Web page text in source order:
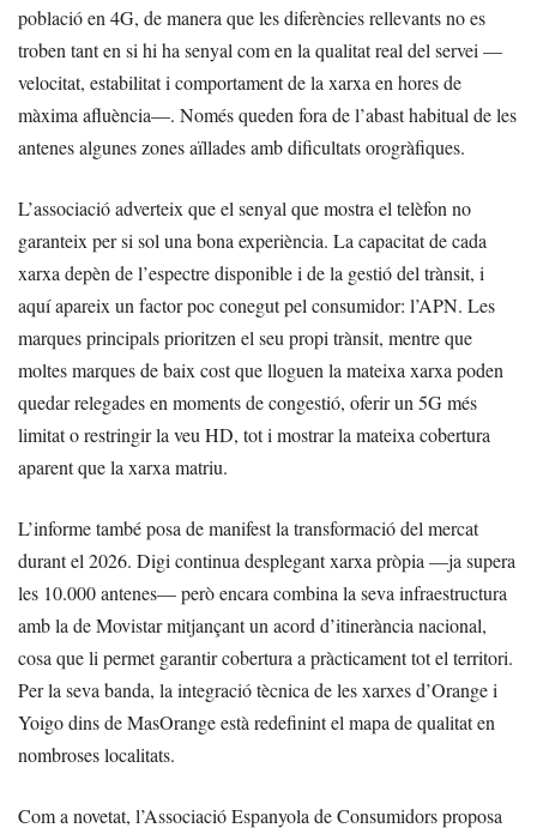
població en 4G, de manera que les diferències rellevants no es
troben tant en si hi ha senyal com en la qualitat real del servei —
velocitat, estabilitat i comportament de la xarxa en hores de
màxima afluència—. Només queden fora de l’abast habitual de les
antenes algunes zones aïllades amb dificultats orogràfiques.
L’associació adverteix que el senyal que mostra el telèfon no
garanteix per si sol una bona experiència. La capacitat de cada
xarxa depèn de l’espectre disponible i de la gestió del trànsit, i
aquí apareix un factor poc conegut pel consumidor: l’APN. Les
marques principals prioritzen el seu propi trànsit, mentre que
moltes marques de baix cost que lloguen la mateixa xarxa poden
quedar relegades en moments de congestió, oferir un 5G més
limitat o restringir la veu HD, tot i mostrar la mateixa cobertura
aparent que la xarxa matriu.
L’informe també posa de manifest la transformació del mercat
durant el 2026. Digi continua desplegant xarxa pròpia —ja supera
les 10.000 antenes— però encara combina la seva infraestructura
amb la de Movistar mitjançant un acord d’itinerància nacional,
cosa que li permet garantir cobertura a pràcticament tot el territori.
Per la seva banda, la integració tècnica de les xarxes d’Orange i
Yoigo dins de MasOrange està redefinint el mapa de qualitat en
nombroses localitats.
Com a novetat, l’Associació Espanyola de Consumidors proposa